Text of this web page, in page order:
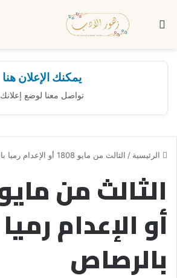
بحث عن
يمكنك الإعلان هنا
تواصل معنا لوضع إعلانك
الرئيسية / الثالث من مايو 1808 أو الإعدام رميا بالرصاص
أو الإعدام رميا
بالرصاص